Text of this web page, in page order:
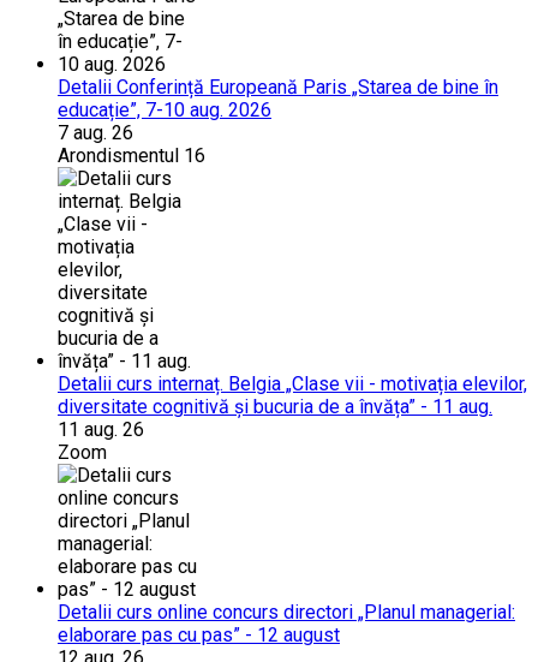
Detalii Conferință Europeană Paris „Starea de bine în
educație”, 7-10 aug. 2026
7 aug. 26
Arondismentul 16
Detalii curs internaț. Belgia „Clase vii - motivația elevilor,
diversitate cognitivă și bucuria de a învăța” - 11 aug.
11 aug. 26
Zoom
Detalii curs online concurs directori „Planul managerial:
elaborare pas cu pas” - 12 august